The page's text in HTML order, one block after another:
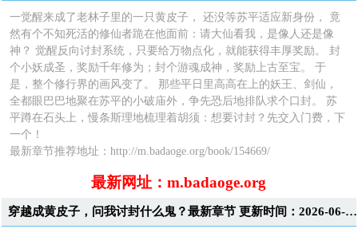
一觉醒来成了老林子里的一只黄皮子， 还没等苏平适应新身份， 竟
然有个不知死活的修仙者跪在他面前：请大仙看我，是像人还是像
神？ 觉醒反向讨封系统，只要给万物点化，就能获得丰厚奖励。 封
个小妖成圣，奖励千年修为；封个游魂成神，奖励上古至宝。 于
是，整个修行界的画风变了。 那些平日里高高在上的妖王、剑仙，
全都眼巴巴地聚在苏平的小破庙外，争先恐后地排队求个口封。 苏
平蹲在石头上，慢条斯理地梳理着胡须：想要讨封？先交入门费，下
一个！
最新章节推荐地址：http://m.badaoge.org/book/154669/
最新网址：m.badaoge.org
穿越成黄皮子，问我讨封什么鬼？最新章节 更新时间：2026-06-11T20:11:43